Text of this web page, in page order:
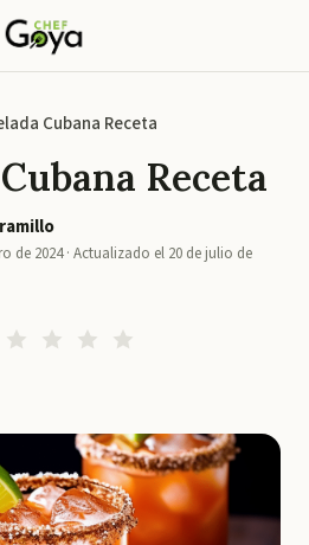
Cubana Receta
Receta
de 2024· Actualizado el 20 de julio de